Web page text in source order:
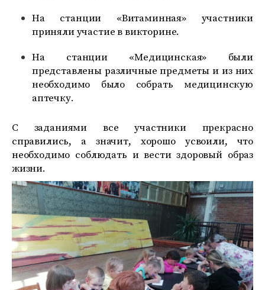
На станции «Витаминная» участники
приняли участие в викторине.
На станции «Медицинская» были
представлены различные предметы и из них
необходимо было собрать медицинскую
аптечку.
С заданиями все участники прекрасно
справились, а значит, хорошо усвоили, что
необходимо соблюдать и вести здоровый образ
жизни.